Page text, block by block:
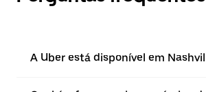
A Uber está disponível em